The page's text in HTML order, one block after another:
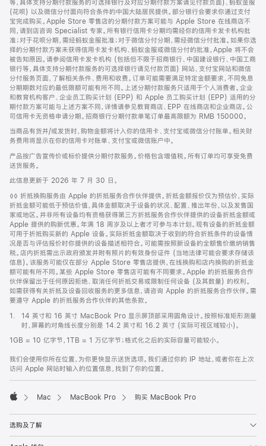
等，具体支持分期付款服务的可选择银行及对应分期付款方案请见付款页面)、蚂蚁金服
(花呗) 以及微信分付面向符合条件的中国大陆居民提供。部分银行会要求你通过支付
宝完成购买。Apple Store 零售店的分期付款方案可能与 Apple Store 在线商店不
同，请到店咨询 Specialist 专家。所有银行信用卡分期均需经你的信用卡发卡机构批
准；对于花呗分期，需经蚂蚁金服批准；对于微信分付分期，需经微信分付批准。如果你选
择的分期付款方案未获得信用卡发卡机构、蚂蚁金服或微信分付的批准，Apple 将不会
被告知原因。请参阅信用卡发卡机构 (包括但不限于招商银行、中国建设银行、中国工商
银行等，具体支持分期付款服务的可选择银行请见付款页面) 网站、支付宝网站和微信
分付服务页面，了解相关条件、费用和收费。订单可能需要满足特定金额要求，不同免息
分期期数对应的最低限额可能有所不同。上述分期付款服务只适用于个人消费者。企业
和教育机构客户、企业员工购买计划 (EPP) 和 Apple 员工购买计划 (EPP) 适用的分
期付款方案可能与上述方案不同，详情请参见教育商店、EPP 在线商店和企业商店。公
司信用卡无资格申请分期。招商银行分期付款单笔订单最高限额为 RMB 150000。
当商品有货并/或发货时，购物金额将计入你的信用卡、支付宝或微信分付账单。相关财
务费用将显示在你的信用卡对账单、支付宝或微信账户中。
产品按广告宣传价或标价提供分期付款服务。价格包含增值税。所有订单均可享受免费
送货服务。
此信息更新于 2026 年 7 月 30 日。
脚
注
◊◊ 折抵换购服务由 Apple 的折抵服务合作伙伴提供。折抵金额报价仅为预估价，实际
折抵金额可能低于预估价值，具体金额取决于设备的状况、配置、推出年份，以及发售国
家或地区。并非所有设备均有资格获得第三方折抵服务合作伙伴提供的设备折抵金额或
Apple 提供的购新优惠。年满 18 周岁及以上者才可参与本计划。现有设备的折抵金额
可用于折抵购买新的 Apple 设备。实际折抵金额取决于收到的符合折抵条件的设备情
况是否与评估报价时你提供的设备描述相符合。可能需按照新设备的全额售价缴纳销售
税。店内折抵需出示政府颁发并附有照片的有效身份证件 (当地法律可能会要求存储该
信息)。该服务可能仅在部分 Apple Store 零售店提供，在线换购和店内换购的折抵金
额可能有所不同。某些 Apple Store 零售店可能有不同要求。Apple 的折抵服务合作
伙伴保留出于任何原因拒绝、取消任何折抵交易或限制任何设备 (及其数量) 的权利。
如需获得有关折抵及设备回收服务的更多信息，请咨询 Apple 的折抵服务合作伙伴。需
要遵守 Apple 的折抵服务合作伙伴的其他条款。
脚
1.
14 英寸和 16 英寸 MacBook Pro 显示屏顶部采用圆角设计。按照标准矩形测量
时，屏幕的对角线长度分别是 14.2 英寸和 16.2 英寸 (实际可视区域较小)。
1GB = 10 亿字节，1TB = 1 万亿字节；格式化之后的实际容量可能较小。
我们会使用你所在位置，为你更快显示送货选项。我们通过你的 IP 地址，或者你在上次
访问 Apple 网站时输入的位置信息，找到了你的位置。
Mac MacBook Pro 购买 MacBook Pro
选购及了解